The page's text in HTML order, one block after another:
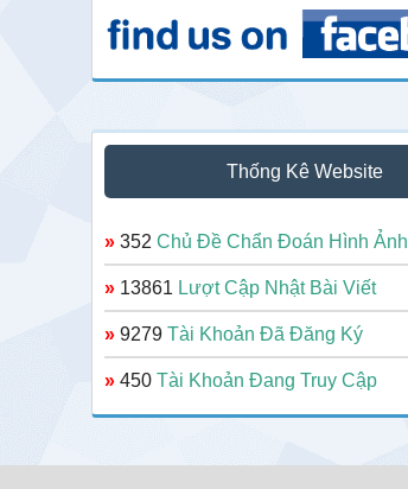
Thống Kê Website
» 352 Chủ Đề Chẩn Đoán Hình Ảnh
» 13861 Lượt Cập Nhật Bài Viết
» 9279 Tài Khoản Đã Đăng Ký
» 450 Tài Khoản Đang Truy Cập